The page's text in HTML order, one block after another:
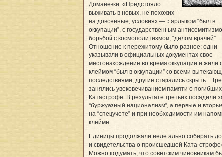
Доманевки. «Предстояло
выживать в новых, не похожих
на довоенные, условиях — с ярлыком “был в
оккупации”, с государственным
борьбой с космополитизмом, “делом врачей”...
Отношение к пережитому было разное: одни
указывали в официальных документах свое
местонахождение во время оккупации и жили с
клеймом “был в оккупации” со всеми
последствиями; другие старались скрыть...
занялись увековечиванием памяти о
Катастрофе. В результате третьих посадили
“буржуазный национализм”, а первые и
на “спецучете” и при необходимости им
клейме.
Единицы продолжали нелегально собирать
и свидетельства о происшедшей Ката-
Можно подумать, что советским чиновникам